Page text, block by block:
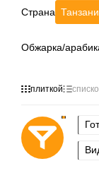
Страна
Обжарка/
плиткой